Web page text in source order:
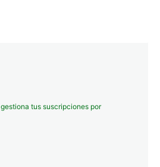
gestiona tus suscripciones por